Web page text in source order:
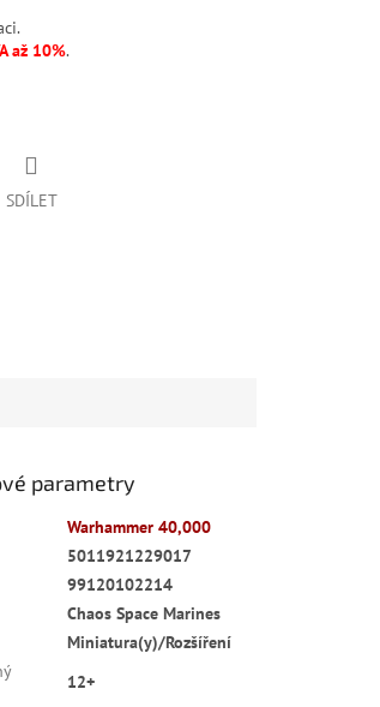
až 10%.
SDÍLET
parametry
Warhammer 40,000
5011921229017
99120102214
Chaos Space Marines
Miniatura(y)/Rozšíření
12+